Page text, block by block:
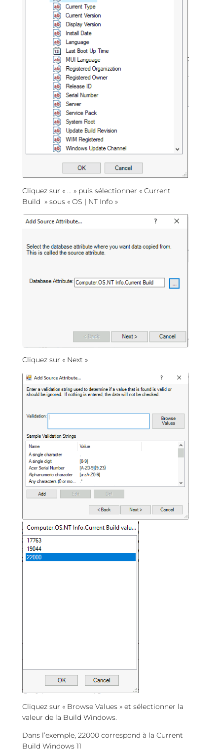
Cliquez sur « … » puis sélectionner « Current
Build » sous « OS | NT Info »
Cliquez sur « Next »
Cliquez sur « Browse Values » et sélectionner la
valeur de la Build Windows.
Dans l’exemple, 22000 correspond à la Current
Build Windows 11